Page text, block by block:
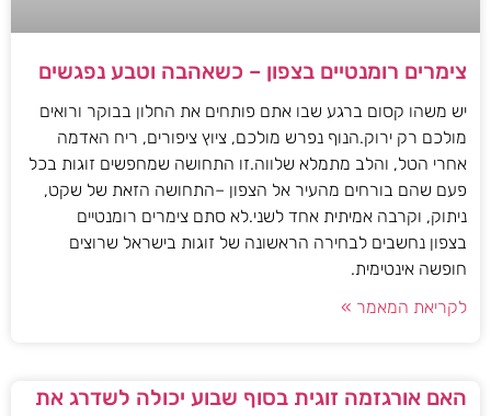
צימרים רומנטיים בצפון – כשאהבה וטבע נפגשים
יש משהו קסום ברגע שבו אתם פותחים את החלון בבוקר ורואים
מולכם רק ירוק.הנוף נפרש מולכם, ציוץ ציפורים, ריח האדמה
אחרי הטל, והלב מתמלא שלווה.זו התחושה שמחפשים זוגות בכל
פעם שהם בורחים מהעיר אל הצפון –התחושה הזאת של שקט,
ניתוק, וקרבה אמיתית אחד לשני.לא סתם צימרים רומנטיים
בצפון נחשבים לבחירה הראשונה של זוגות בישראל שרוצים
חופשה אינטימית.
לקריאת המאמר »
האם אורגזמה זוגית בסוף שבוע יכולה לשדרג את